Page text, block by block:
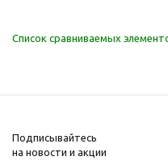
Список сравниваемых
Подписывайтесь
на новости и акции